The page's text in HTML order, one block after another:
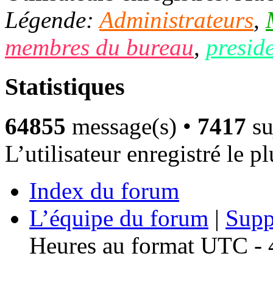
Légende:Administrateurs,
membres du bureau,
Statistiques
64855 message(s) • 7417
L’utilisateur enregistré le
Index du forum
L’équipe du forum |
Heures au format UTC -